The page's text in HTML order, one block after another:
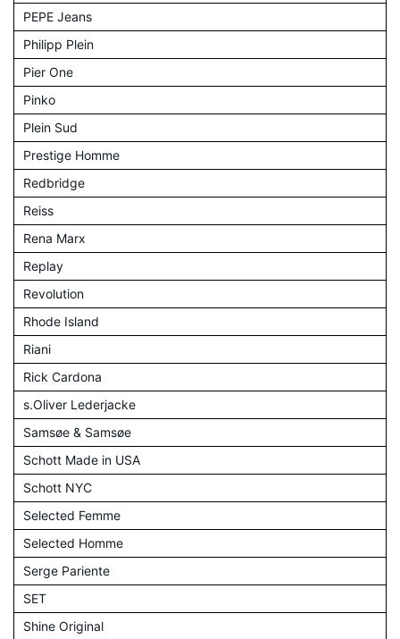
PEPE Jeans
Philipp Plein
Pier One
Pinko
Plein Sud
Prestige Homme
Redbridge
Reiss
Rena Marx
Replay
Revolution
Rhode Island
Riani
Rick Cardona
s.Oliver Lederjacke
Samsøe & Samsøe
Schott Made in USA
Schott NYC
Selected Femme
Selected Homme
Serge Pariente
SET
Shine Original